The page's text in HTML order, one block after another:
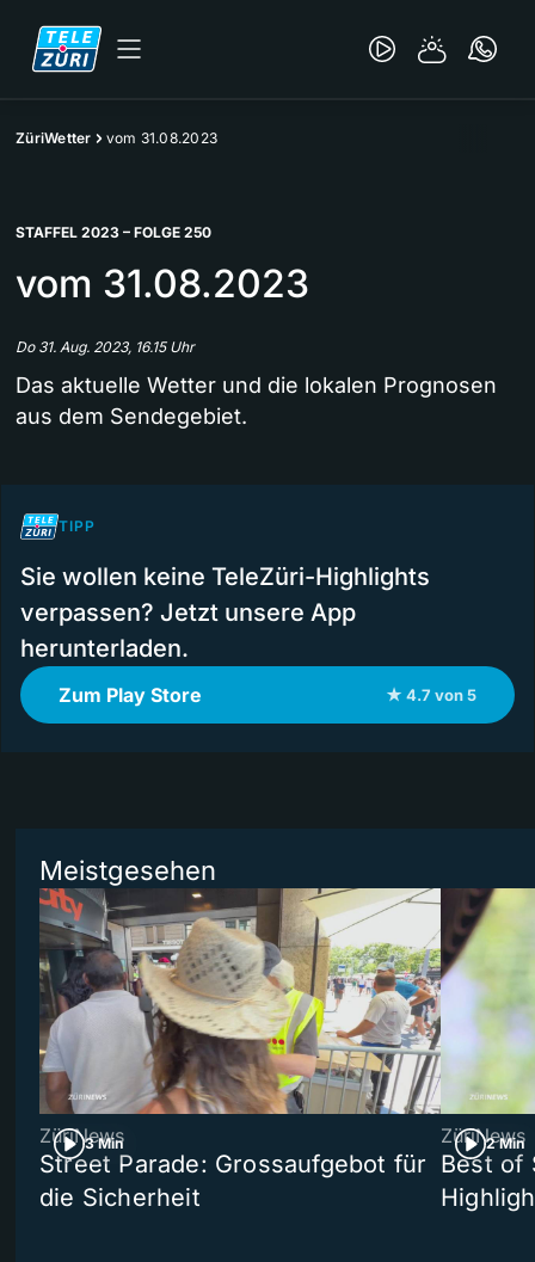
ZüriWetter vom 31.08.2023
STAFFEL 2023 – FOLGE 250
vom 31.08.2023
Do 31. Aug. 2023, 16.15 Uhr
Das aktuelle Wetter und die lokalen Prognosen
aus dem Sendegebiet.
TIPP
Sie wollen keine TeleZüri-Highlights
verpassen? Jetzt unsere App
herunterladen.
Zum Play Store ★ 4.7 von 5
Meistgesehen
3 Min
ZüriNews
Street Parade: Grossaufgebot für
die Sicherheit
2 Min
ZüriNews
Best of